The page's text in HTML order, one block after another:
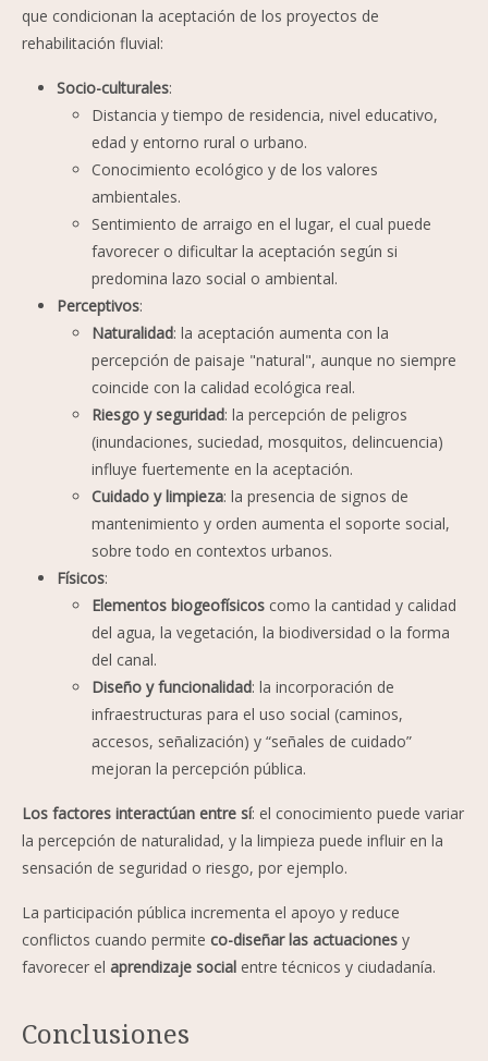
que condicionan la aceptación de los proyectos de
rehabilitación fluvial:
Socio-culturales:
Distancia y tiempo de residencia, nivel educativo,
edad y entorno rural o urbano.
Conocimiento ecológico y de los valores
ambientales.
Sentimiento de arraigo en el lugar, el cual puede
favorecer o dificultar la aceptación según si
predomina lazo social o ambiental.
Perceptivos:
Naturalidad: la aceptación aumenta con la
percepción de paisaje "natural", aunque no siempre
coincide con la calidad ecológica real.
Riesgo y seguridad: la percepción de peligros
(inundaciones, suciedad, mosquitos, delincuencia)
influye fuertemente en la aceptación.
Cuidado y limpieza: la presencia de signos de
mantenimiento y orden aumenta el soporte social,
sobre todo en contextos urbanos.
Físicos:
Elementos biogeofísicos como la cantidad y calidad
del agua, la vegetación, la biodiversidad o la forma
del canal.
Diseño y funcionalidad: la incorporación de
infraestructuras para el uso social (caminos,
accesos, señalización) y “señales de cuidado”
mejoran la percepción pública.
Los factores interactúan entre sí: el conocimiento puede variar
la percepción de naturalidad, y la limpieza puede influir en la
sensación de seguridad o riesgo, por ejemplo.
La participación pública incrementa el apoyo y reduce
conflictos cuando permite co-diseñar las actuaciones y
favorecer el aprendizaje social entre técnicos y ciudadanía.
Conclusiones